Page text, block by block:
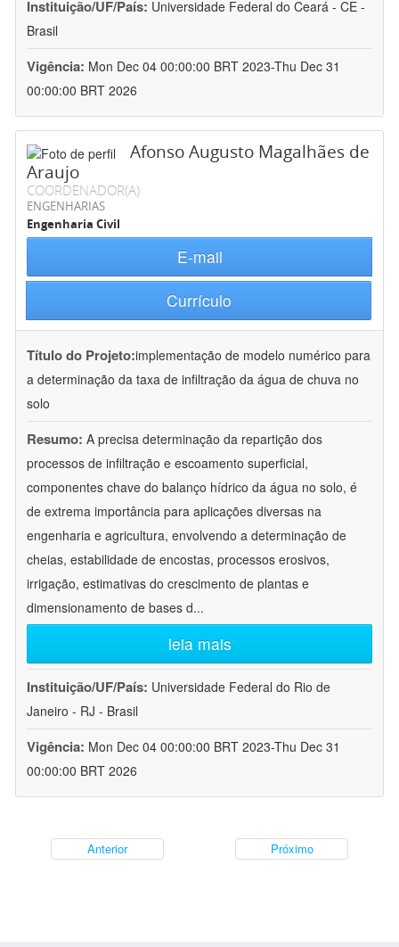
Instituição/UF/País: Universidade Federal do Ceará - CE -
Brasil
Vigência: Mon Dec 04 00:00:00 BRT 2023-Thu Dec 31
00:00:00 BRT 2026
Afonso Augusto Magalhães de
Araujo
COORDENADOR(A)
ENGENHARIAS
Engenharia Civil
E-mail
Currículo
Título do Projeto:implementação de modelo numérico para
a determinação da taxa de infiltração da água de chuva no
solo
Resumo: A precisa determinação da repartição dos
processos de infiltração e escoamento superficial,
componentes chave do balanço hídrico da água no solo, é
de extrema importância para aplicações diversas na
engenharia e agricultura, envolvendo a determinação de
cheias, estabilidade de encostas, processos erosivos,
irrigação, estimativas do crescimento de plantas e
dimensionamento de bases d...
leia mais
Instituição/UF/País: Universidade Federal do Rio de
Janeiro - RJ - Brasil
Vigência: Mon Dec 04 00:00:00 BRT 2023-Thu Dec 31
00:00:00 BRT 2026
Anterior Próximo